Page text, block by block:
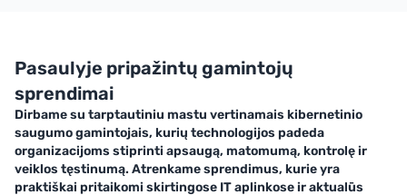
Pasaulyje pripažintų gamintojų
sprendimai
Dirbame su tarptautiniu mastu vertinamais kibernetinio
saugumo gamintojais, kurių technologijos padeda
organizacijoms stiprinti apsaugą, matomumą, kontrolę ir
veiklos tęstinumą. Atrenkame sprendimus, kurie yra
praktiškai pritaikomi skirtingose IT aplinkose ir aktualūs